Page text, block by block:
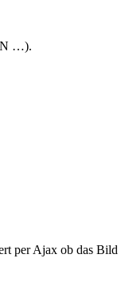
…).
per Ajax ob das Bild